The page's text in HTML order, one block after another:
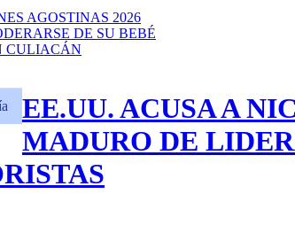
AGOSTINAS 2026
DE SU BEBÉ
CULIACÁN
EE.UU. ACUSA A
MADURO DE